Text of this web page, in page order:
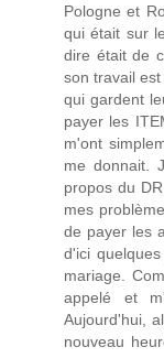
Pologne et
qui était sur
dire était de
son travail
qui gardent
payer les
m'ont
me donnait.
propos du
mes
de payer les
d'ici
mariage.
appelé et
Aujourd'hui,
nouveau